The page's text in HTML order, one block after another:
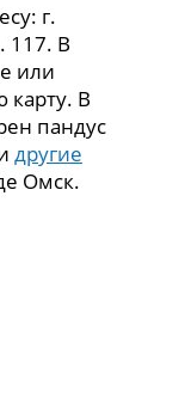
г.
117. В
или
карту. В
пандус
другие
Омск.